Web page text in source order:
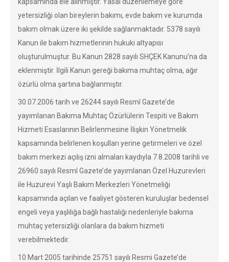
yetersizliği olan bireylerin bakımı, evde bakım ve kurumda
bakım olmak üzere iki şekilde sağlanmaktadır. 5378 sayılı
Kanun ile bakım hizmetlerinin hukuki altyapısı
oluşturulmuştur. Bu Kanun 2828 sayılı SHÇEK Kanunu’na da
eklenmiştir. İlgili Kanun gereği bakıma muhtaç olma, ağır
özürlü olma şartına bağlanmıştır.
30.07.2006 tarih ve 26244 sayılı Resmî Gazete’de
yayımlanan Bakıma Muhtaç Özürlülerin Tespiti ve Bakım
Hizmeti Esaslarının Belirlenmesine İlişkin Yönetmelik
kapsamında belirlenen koşulları yerine getirmeleri ve özel
bakım merkezi açılış izni almaları kaydıyla 7.8.2008 tarihli ve
26960 sayılı Resmî Gazete’de yayımlanan Özel Huzurevleri
ile Huzurevi Yaşlı Bakım Merkezleri Yönetmeliği
kapsamında açılan ve faaliyet gösteren kuruluşlar bedensel
engeli veya yaşlılığa bağlı hastalığı nedenleriyle bakıma
muhtaç yetersizliği olanlara da bakım hizmeti
verebilmektedir.
10 Mart 2005 tarihinde 25751 sayılı Resmi Gazete’de